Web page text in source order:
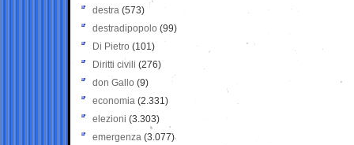
destra (573)
destradipopolo (99)
Di Pietro (101)
Diritti civili (276)
don Gallo (9)
economia (2.331)
elezioni (3.303)
emergenza (3.077)